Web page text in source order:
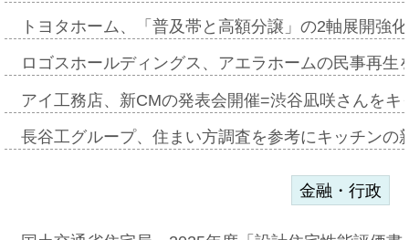
トヨタホーム、「普及帯と高額分譲」の2軸展開強
ロゴスホールディングス、アエラホームの民事再
アイ工務店、新CMの発表会開催=渋谷凪咲さんを
長谷工グループ、住まい方調査を参考にキッチン
金融・行政